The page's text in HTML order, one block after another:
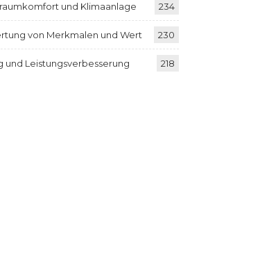
und Klimaanlage 234
von Merkmalen und Wert 230
und Leistungsverbesserung 218